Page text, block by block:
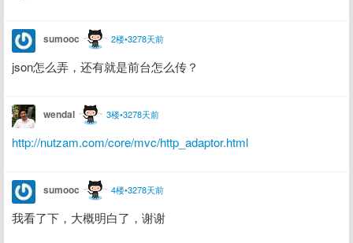
sumooc 2楼•3278天前
json怎么弄，还有就是前台怎么传？
wendal 3楼•3278天前
http://nutzam.com/core/mvc/http_adaptor.html
sumooc 4楼•3278天前
我看了下，大概明白了，谢谢